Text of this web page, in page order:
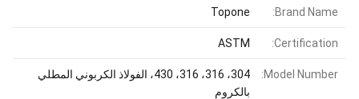
Brand Name:
Topone
Certification:
ASTM
Model Number:
304، 316، 316، 430، الفولاذ الكربوني المطلي
بالكروم